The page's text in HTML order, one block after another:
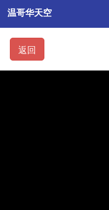
温哥华天空
返回